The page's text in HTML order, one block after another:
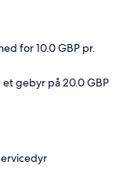
for 10.0 GBP pr.
gebyr på 20.0 GBP